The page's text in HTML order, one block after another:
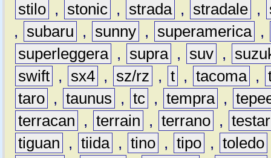
stilo , stonic , strada , stradale ,
,
subaru , sunny , superamerica ,
superleggera , supra , suv ,
swift , sx4 , sz/rz , t , tacoma ,
taro , taunus , tc , tempra ,
terracan
, terrain , terrano ,
tiguan
, tiida , tino , tipo , toledo